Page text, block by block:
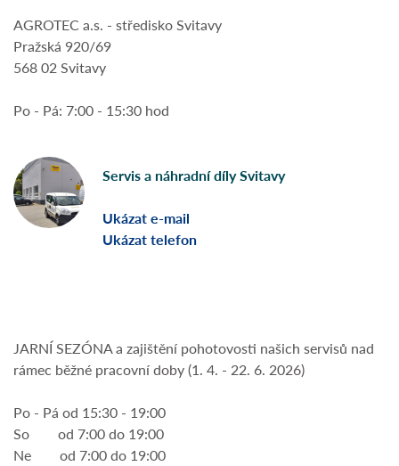
AGROTEC a.s. - středisko Svitavy
Pražská 920/69
568 02 Svitavy
Po - Pá: 7:00 - 15:30 hod
Servis a náhradní díly Svitavy
Ukázat e-mail
Ukázat telefon
JARNÍ SEZÓNA a zajištění pohotovosti našich servisů nad
rámec běžné pracovní doby (1. 4. - 22. 6. 2026)
Po - Pá od 15:30 - 19:00
So od 7:00 do 19:00
Ne od 7:00 do 19:00